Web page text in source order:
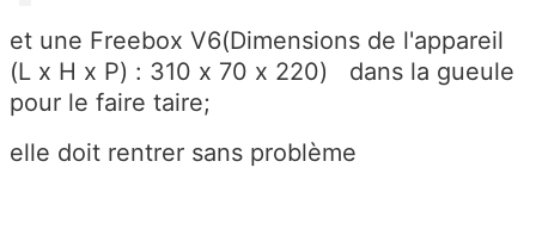
et une Freebox V6(Dimensions de l'appareil
(L x H x P) : 310 x 70 x 220) dans la gueule
pour le faire taire;
elle doit rentrer sans problème